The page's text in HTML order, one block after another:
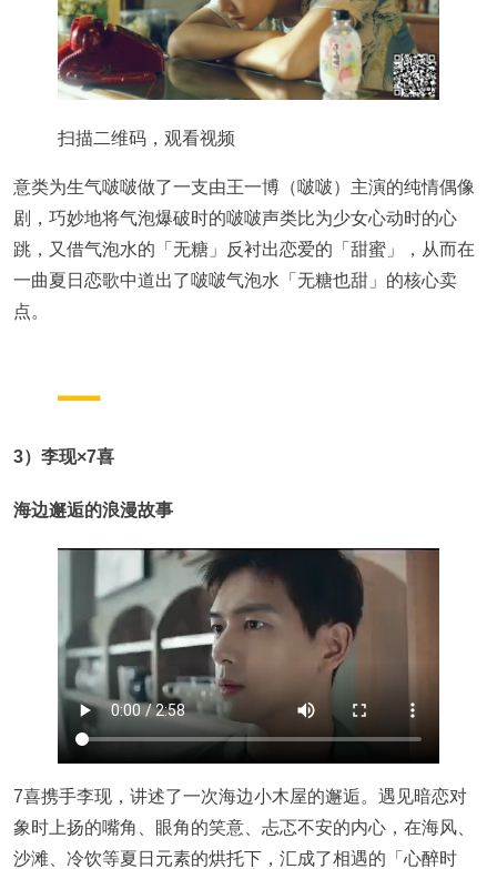
扫描二维码，观看视频
意类为生气啵啵做了一支由王一博（啵啵）主演的纯情偶像
剧，巧妙地将气泡爆破时的啵啵声类比为少女心动时的心
跳，又借气泡水的「无糖」反衬出恋爱的「甜蜜」，从而在
一曲夏日恋歌中道出了啵啵气泡水「无糖也甜」的核心卖
点。
3）李现×7喜
海边邂逅的浪漫故事
7喜携手李现，讲述了一次海边小木屋的邂逅。遇见暗恋对
象时上扬的嘴角、眼角的笑意、忐忑不安的内心，在海风、
沙滩、冷饮等夏日元素的烘托下，汇成了相遇的「心醉时